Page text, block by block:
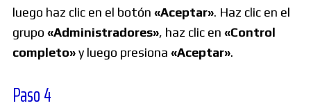
luego haz clic en el botón «Aceptar». Haz clic en el
grupo «Administradores», haz clic en «Control
completo»y luego presiona «Aceptar».
Paso 4